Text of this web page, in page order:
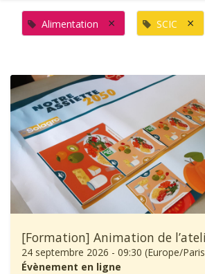
Alimentation × SCIC ×
24 septembre 2026 - 09:30 (Europe/Paris
Évènement en ligne